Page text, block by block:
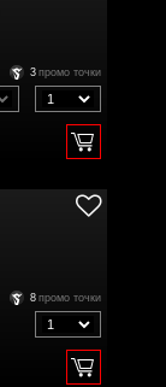
3 промо точки
8 промо точки